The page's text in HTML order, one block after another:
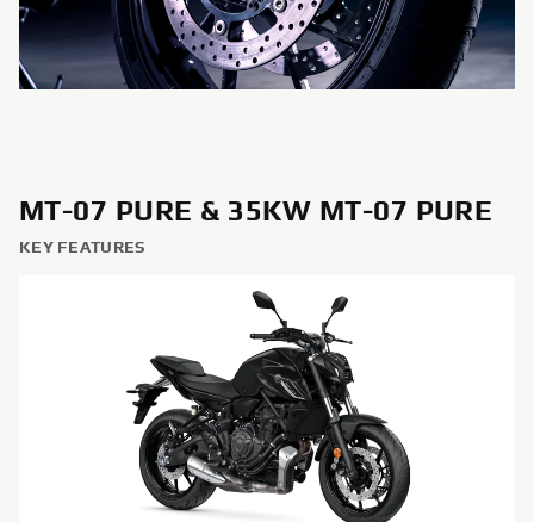
MT-07 PURE & 35KW MT-07 PURE
KEY FEATURES